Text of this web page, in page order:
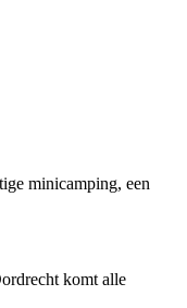
minicamping, een
komt alle